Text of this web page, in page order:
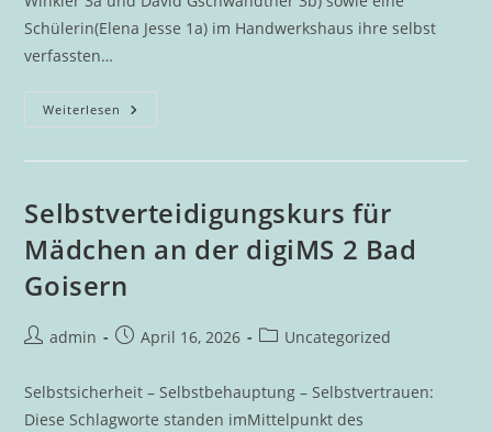
Schülerin(Elena Jesse 1a) im Handwerkshaus ihre selbst
verfassten…
Weiterlesen Schülerinnen
Und
Der
Begeistern
Bei
In
Bad
Goisern
Selbstverteidigungskurs für
Mädchen an der digiMS 2 Bad
Goisern
Beitrags-
admin
BeitragApril 16, 2026
Beitrags-
Uncategorized
Selbstsicherheit – Selbstbehauptung – Selbstvertrauen:
Diese Schlagworte standen imMittelpunkt des